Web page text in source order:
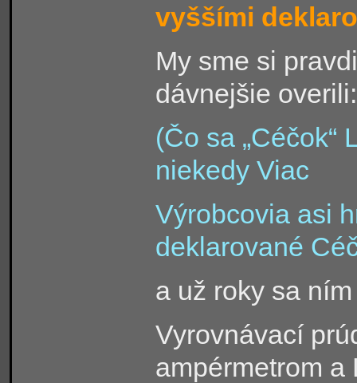
vyššími
My sme si
dávnejšie overili:
(Čo sa „Céčok“
niekedy Viac
Výrobcovia asi
deklarované
a už roky sa
Vyrovnávací
ampérmetrom a